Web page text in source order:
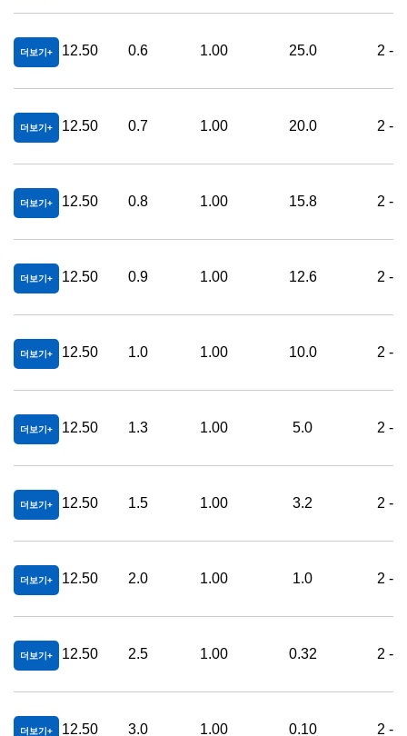
더보기 12.50 0.6 1.00 25.0 2 -
더보기 12.50 0.7 1.00 20.0 2 -
더보기 12.50 0.8 1.00 15.8 2 -
더보기 12.50 0.9 1.00 12.6 2 -
더보기 12.50 1.0 1.00 10.0 2 -
더보기 12.50 1.3 1.00 5.0 2 -
더보기 12.50 1.5 1.00 3.2 2 -
더보기 12.50 2.0 1.00 1.0 2 -
더보기 12.50 2.5 1.00 0.32 2 -
더보기 12.50 3.0 1.00 0.10 2 -